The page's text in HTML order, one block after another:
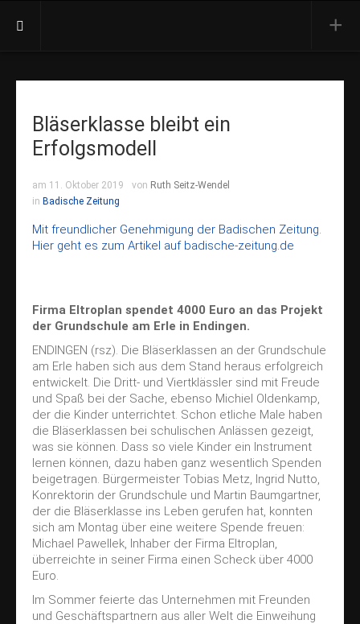
Presse
Orchester
Vorstand
Dirigent
Besetzung
Ehrenmitglieder
Jahreskonzert
Kirchenkonzert
Treffpunkt Kammermüsik
Doppelkonzert
Ausbildung
Blockflöten
Vororchester
Jugendkapelle
Kontakt
Impressum
Datenschutz
Bläserklasse bleibt ein
Erfolgsmodell
am 11. Oktober 2019 von Ruth Seitz-Wendel
in Badische Zeitung
Mit freundlicher Genehmigung der Badischen Zeitung.
Hier geht es zum Artikel auf badische-zeitung.de
Firma Eltroplan spendet 4000 Euro an das Projekt
der Grundschule am Erle in Endingen.
ENDINGEN (rsz). Die Bläserklassen an der Grundschule
am Erle haben sich aus dem Stand heraus erfolgreich
entwickelt. Die Dritt- und Viertklässler sind mit Freude
und Spaß bei der Sache, ebenso Michiel Oldenkamp,
der die Kinder unterrichtet. Schon etliche Male haben
die Bläserklassen bei schulischen Anlässen gezeigt,
was sie können. Dass so viele Kinder ein Instrument
lernen können, dazu haben ganz wesentlich Spenden
beigetragen. Bürgermeister Tobias Metz, Ingrid Nutto,
Konrektorin der Grundschule und Martin Baumgartner,
der die Bläserklasse ins Leben gerufen hat, konnten
sich am Montag über eine weitere Spende freuen:
Michael Pawellek, Inhaber der Firma Eltroplan,
überreichte in seiner Firma einen Scheck über 4000
Euro.
Im Sommer feierte das Unternehmen mit Freunden
und Geschäftspartnern aus aller Welt die Einweihung